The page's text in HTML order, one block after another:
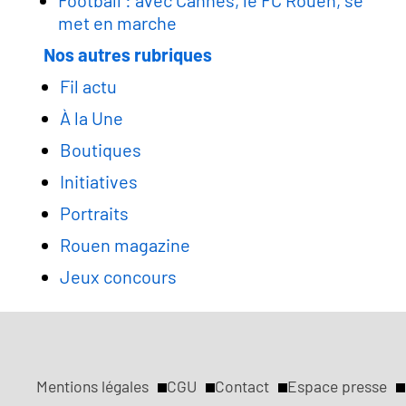
met en marche
Nos autres rubriques
Fil actu
À la Une
Boutiques
Initiatives
Portraits
Rouen magazine
Jeux concours
Mentions légales CGU Contact Espace presse